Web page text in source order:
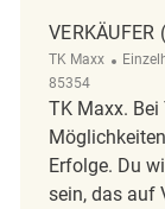
TK Maxx
85354
TK Maxx. Bei
Erfolge. Du
sein, das auf